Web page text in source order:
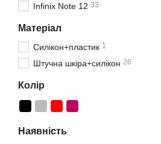
Infinix Note 12 33
Матеріал
Силікон+пластик 1
Штучна шкіра+силікон 26
Колір
Наявність